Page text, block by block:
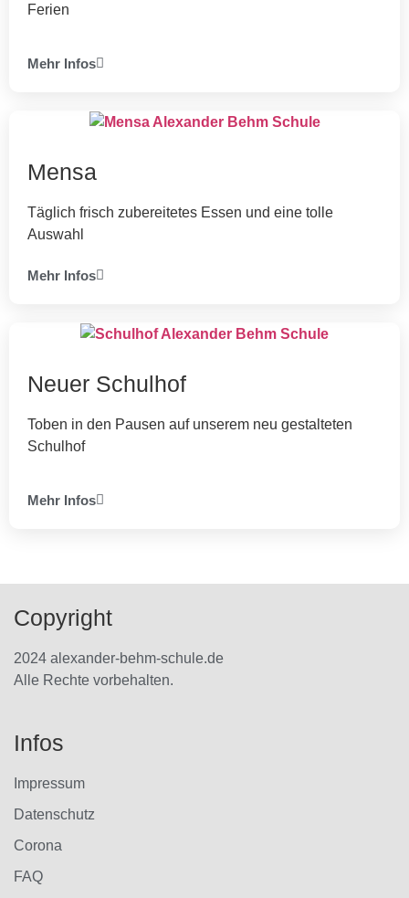
Ferien
Mehr Infos
Mensa
Täglich frisch zubereitetes Essen und eine tolle
Auswahl
Mehr Infos
Neuer Schulhof
Toben in den Pausen auf unserem neu gestalteten
Schulhof
Mehr Infos
Copyright
2024 alexander-behm-schule.de
Alle Rechte vorbehalten.
Infos
Impressum
Datenschutz
Corona
FAQ